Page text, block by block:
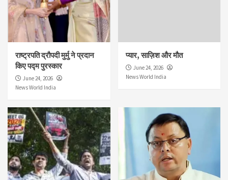
राष्ट्रपति द्रौपदी मुर्मु ने प्रदान
किए पद्म पुरस्कार
June 24, 2026
News World India
प्यार, साज़िश और मौत
June 24, 2026
News World India